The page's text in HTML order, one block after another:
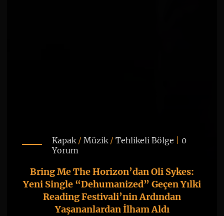
Kapak/ Müzik/ Tehlikeli Bölge
0
Yorum
Bring Me The Horizon’dan Oli Sykes:
Yeni Single “Dehumanized” Geçen Yılki
Reading Festivali’nin Ardından
Yaşananlardan İlham Aldı